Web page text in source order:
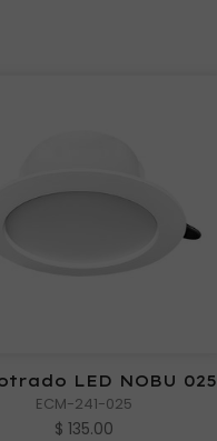
LED NOBU 025
ECM-241-025
$ 135.00